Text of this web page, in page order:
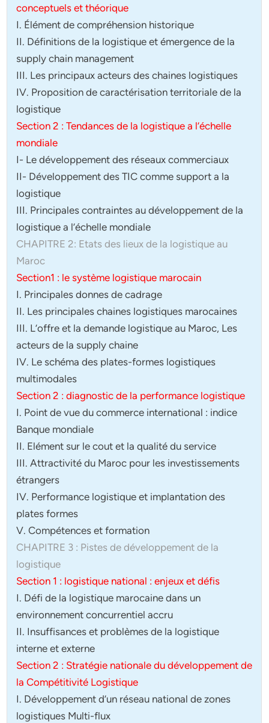
conceptuels et théorique
I. Élément de compréhension historique
II. Définitions de la logistique et émergence de la
supply chain management
III. Les principaux acteurs des chaines logistiques
IV. Proposition de caractérisation territoriale de la
logistique
Section 2 : Tendances de la logistique a l’échelle
mondiale
I- Le développement des réseaux commerciaux
II- Développement des TIC comme support a la
logistique
III. Principales contraintes au développement de la
logistique a l’échelle mondiale
CHAPITRE 2: Etats des lieux de la logistique au
Maroc
Section1 : le système logistique marocain
I. Principales donnes de cadrage
II. Les principales chaines logistiques marocaines
III. L’offre et la demande logistique au Maroc, Les
acteurs de la supply chaine
IV. Le schéma des plates-formes logistiques
multimodales
Section 2 : diagnostic de la performance logistique
I. Point de vue du commerce international : indice
Banque mondiale
II. Elément sur le cout et la qualité du service
III. Attractivité du Maroc pour les investissements
étrangers
IV. Performance logistique et implantation des
plates formes
V. Compétences et formation
CHAPITRE 3 : Pistes de développement de la
logistique
Section 1 : logistique national : enjeux et défis
I. Défi de la logistique marocaine dans un
environnement concurrentiel accru
II. Insuffisances et problèmes de la logistique
interne et externe
Section 2 : Stratégie nationale du développement de
la Compétitivité Logistique
I. Développement d’un réseau national de zones
logistiques Multi-flux